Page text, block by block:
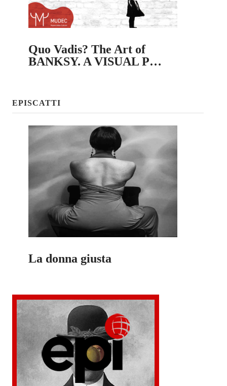
Quo Vadis? The Art of
BANKSY. A VISUAL P…
EPISCATTI
La donna giusta